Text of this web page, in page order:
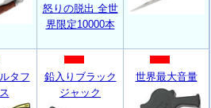
怒りの脱出 全世
界限定10000本
タフ
鉛入りブラック
ジャック
世界最大音量